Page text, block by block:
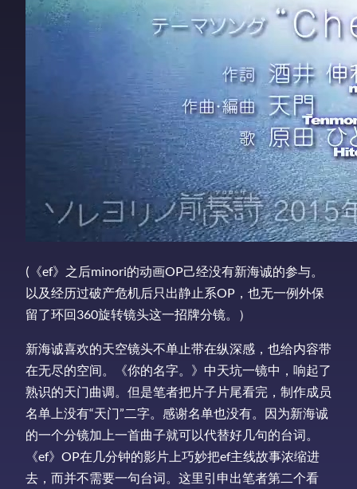
(《ef》之后minori的动画OP己经没有新海诚的参与。
以及经历过破产危机后只出静止系OP，也无一例外保
留了环回360旋转镜头这一招牌分镜。）
新海诚喜欢的天空镜头不单止带在纵深感，也给内容带
在无尽的空间。《你的名字。》中天坑一镜中，响起了
熟识的天门曲调。但是笔者把片子片尾看完，制作成员
名单上没有“天门”二字。感谢名单也没有。因为新海诚
的一个分镜加上一首曲子就可以代替好几句的台词。
《ef》OP在几分钟的影片上巧妙把ef主线故事浓缩进
去，而并不需要一句台词。这里引申出笔者第二个看